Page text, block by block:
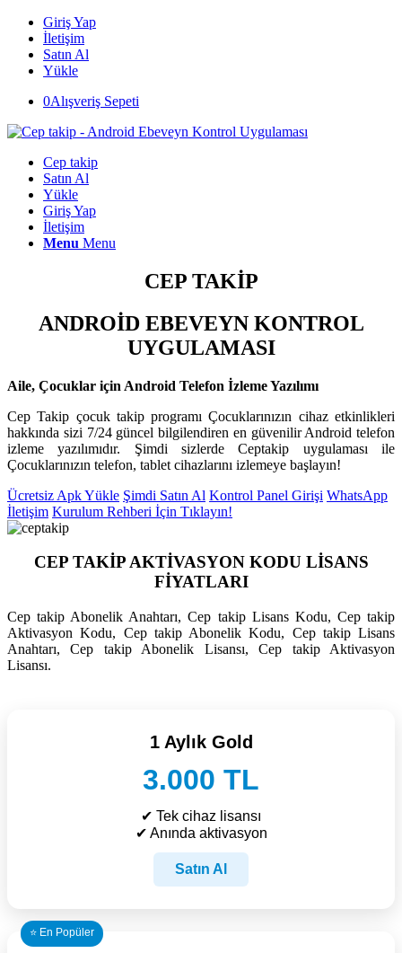
Giriş Yap
İletişim
Satın Al
Yükle
0Alışveriş Sepeti
Cep takip
Satın Al
Yükle
Giriş Yap
İletişim
Menu Menu
CEP TAKİP
ANDROİD EBEVEYN KONTROL
UYGULAMASI
Aile, Çocuklar için Android Telefon İzleme Yazılımı
Cep Takip çocuk takip programı Çocuklarınızın cihaz etkinlikleri
hakkında sizi 7/24 güncel bilgilendiren en güvenilir Android telefon
izleme yazılımıdır. Şimdi sizlerde Ceptakip uygulaması ile
Çocuklarınızın telefon, tablet cihazlarını izlemeye başlayın!
Ücretsiz Apk Yükle Şimdi Satın Al Kontrol Panel Girişi WhatsApp
İletişim Kurulum Rehberi İçin Tıklayın!
CEP TAKİP AKTİVASYON KODU LİSANS
FİYATLARI
Cep takip Abonelik Anahtarı, Cep takip Lisans Kodu, Cep takip
Aktivasyon Kodu, Cep takip Abonelik Kodu, Cep takip Lisans
Anahtarı, Cep takip Abonelik Lisansı, Cep takip Aktivasyon
Lisansı.
1 Aylık Gold
3.000 TL
✔ Tek cihaz lisansı
✔ Anında aktivasyon
Satın Al
⭐ En Popüler